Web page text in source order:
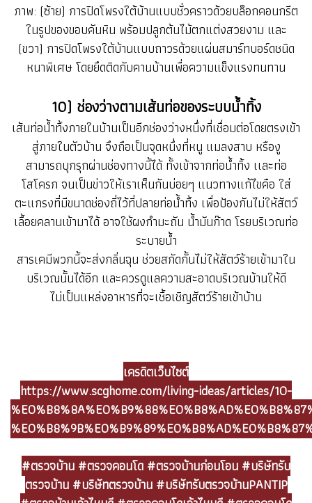
ภาพ: (ซ้าย) การปิดโพรงใต้บ้านแบบชั่วคราวด้วยบล็อกคอนกรีต
ในรูปของขอบคันหิน พร้อมปลูกต้นไม้ตกแต่งสวยงาม และ
(ขวา) การปิดโพรงใต้บ้านแบบถาวรด้วยแผ่นสมาร์ทบอร์ดชนิด
หนาพิเศษ โดยยึดติดกับคานบ้านเพื่อความแข็งแรงทนทาน
10) ช่องว่างตามเส้นท่อของระบบน้ำทิ้ง
เส้นท่อน้ำทิ้งภายในบ้านเป็นอีกช่องว่างหนึ่งที่เชื่อมต่อโดยตรงเข้า
สู่ภายในตัวบ้าน จึงถือเป็นจุดหนึ่งที่หนู แมลงสาบ หรืองู
สามารถบุกรุกผ่านช่องทางนี้ได้ ทั้งเข้าจากท่อน้ำทิ้ง เเละท่อ
โสโครก จนเป็นข่าวให้เราเห็นกันบ่อยๆ แนวทางแก้ไขคือ ใส่
ตะแกรงที่มีขนาดช่องถี่ไว้ที่ปลายท่อน้ำทิ้ง เพื่อป้องกันไม่ให้สัตว์
เลื้อยคลานเข้ามาได้ อาจใช้ผงกำมะถัน น้ำมันก๊าด โรยบริเวณท่อ
ระบายน้ำ
สารเคมีพวกนี้จะส่งกลิ่นฉุน ช่วยสกัดกั้นไม่ให้สัตว์ร้ายเข้ามาใน
บริเวณนั้นได้อีก และควรดูแลความสะอาดบริเวณบ้านให้ดี
ไม่เป็นแหล่งอาหารที่จะเชื้อเชิญสัตว์ร้ายเข้าบ้าน
เครดิตเว็บไซต์
https://www.scghome.com/living-ideas/articles/10-
#ตรวจบ้าน #ตรวจคอนโด #ตรวจบ้านก่อนโอน #บริษัทรับ
ตรวจบ้าน #บริษัทตรวจบ้าน #บริษัทรับตรวจบ้านPANTIP